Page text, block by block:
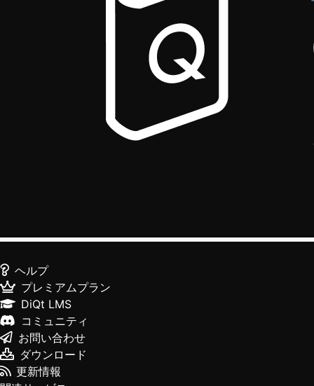
ヘルプ
プレミアムプラン
DiQt LMS
コミュニティ
お問い合わせ
ダウンロード
更新情報